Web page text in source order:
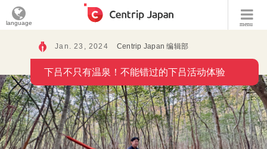
menu
language
Jan. 23, 2024 Centrip Japan 编辑部
下吕不只有温泉！不能错过的下吕活动体验